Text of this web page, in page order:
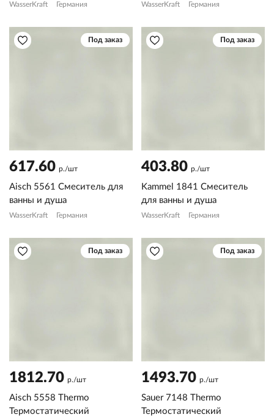
WasserKraft Германия WasserKraft Германия
Под заказ
617.60 р./шт
Aisch 5561 Смеситель для
ванны и душа
WasserKraft Германия
Под заказ
403.80 р./шт
Kammel 1841 Смеситель
для ванны и душа
WasserKraft Германия
Под заказ
1812.70 р./шт
Aisch 5558 Thermo
Термостатический
Под заказ
1493.70 р./шт
Sauer 7148 Thermo
Термостатический